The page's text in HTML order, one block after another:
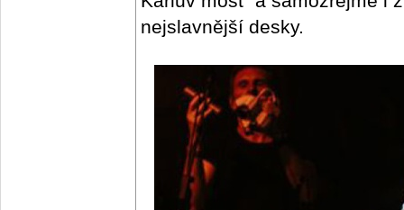
nejslavnější desky.